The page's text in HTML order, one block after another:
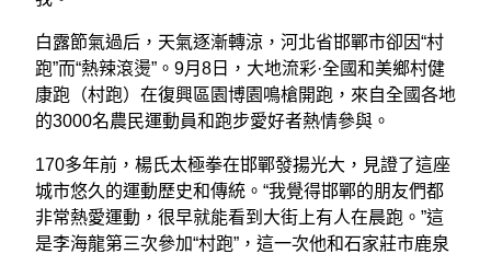
白露節氣過后，天氣逐漸轉涼，河北省邯鄲市卻因“村
跑”而“熱辣滾燙”。9月8日，大地流彩·全國和美鄉村健
康跑（村跑）在復興區園博園鳴槍開跑，來自全國各地
的3000名農民運動員和跑步愛好者熱情參與。
170多年前，楊氏太極拳在邯鄲發揚光大，見證了這座
城市悠久的運動歷史和傳統。“我覺得邯鄲的朋友們都
非常熱愛運動，很早就能看到大街上有人在晨跑。”這
是李海龍第三次參加“村跑”，這一次他和石家莊市鹿泉